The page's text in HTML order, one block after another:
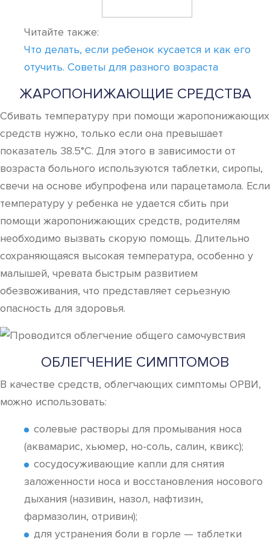
Читайте также:
Что делать, если ребенок кусается и как его
отучить. Советы для разного возраста
ЖАРОПОНИЖАЮЩИЕ СРЕДСТВА
Сбивать температуру при помощи жаропонижающих
средств нужно, только если она превышает
показатель 38.5°С. Для этого в зависимости от
возраста больного используются таблетки, сиропы,
свечи на основе ибупрофена или парацетамола. Если
температуру у ребенка не удается сбить при
помощи жаропонижающих средств, родителям
необходимо вызвать скорую помощь. Длительно
сохраняющаяся высокая температура, особенно у
малышей, чревата быстрым развитием
обезвоживания, что представляет серьезную
опасность для здоровья.
ОБЛЕГЧЕНИЕ СИМПТОМОВ
В качестве средств, облегчающих симптомы ОРВИ,
можно использовать:
солевые растворы для промывания носа
(аквамарис, хьюмер, но-соль, салин, квикс);
сосудосуживающие капли для снятия
заложенности носа и восстановления носового
дыхания (називин, назол, нафтизин,
фармазолин, отривин);
для устранения боли в горле — таблетки